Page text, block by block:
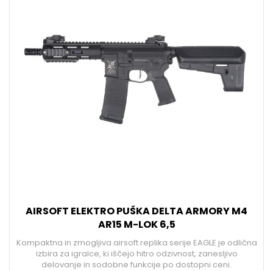
AIRSOFT ELEKTRO PUŠKA DELTA ARMORY M4
AR15 M-LOK 6,5
Kompaktna in zmogljiva airsoft replika serije EAGLE je odlična
izbira za igralce, ki iščejo hitro odzivnost, zanesljivo
delovanje in sodobne funkcije po dostopni ceni.